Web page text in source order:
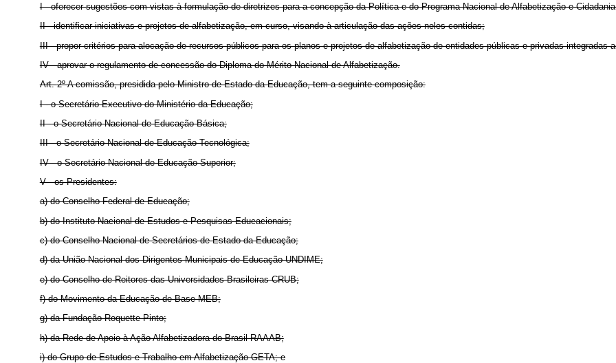
I - oferecer sugestões com vistas à formulação de diretrizes para a concepção da Política e do Programa Nacional de Alfabetização e
II - identificar iniciativas e projetos de alfabetização, em curso, visando à articulação das ações neles contidas;
III - propor critérios para alocação de recursos públicos para os planos e projetos de alfabetização de entidades públicas e privadas integradas
IV - aprovar o regulamento de concessão do Diploma do Mérito Nacional de Alfabetização.
Art.2º A comissão, presidida pelo Ministro de Estado da Educação, tem a seguinte composição:
I - o Secretário-Executivo do Ministério da Educação;
II - o Secretário Nacional de Educação Básica;
III - o Secretário Nacional de Educação Tecnológica;
IV - o Secretário Nacional de Educação Superior;
V - os Presidentes:
a) do Conselho Federal de Educação;
b) do Instituto Nacional de Estudos e Pesquisas Educacionais;
c) do Conselho Nacional de Secretários de Estado da Educação;
d) da União Nacional dos Dirigentes Municipais de Educação UNDIME;
e) do Conselho de Reitores das Universidades Brasileiras CRUB;
f) do Movimento da Educação de Base MEB;
g) da Fundação Roquette Pinto;
h) da Rede de Apoio à Ação Alfabetizadora do Brasil RAAAB;
i) do Grupo de Estudos e Trabalho em Alfabetização GETA; e